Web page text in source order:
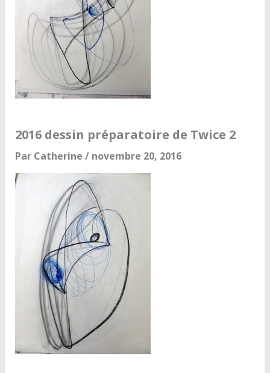
2016 dessin préparatoire de Twice 2
Par Catherine / novembre 20, 2016